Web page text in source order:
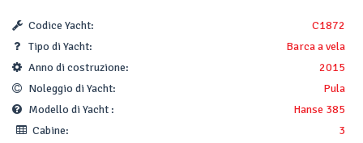
Codice Yacht:
C1872
Tipo di Yacht:
Barca a vela
Anno di costruzione:
2015
Noleggio di Yacht:
Pula
Modello di Yacht :
Hanse 385
Cabine:
3